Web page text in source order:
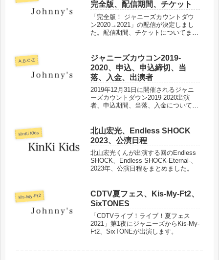
完全版、配信期間、チケット
「完全版！ ジャニーズカウントダウ
ン2020→2021」の配信が決定しまし
た。配信期間、チケットについてまと
A.B.C-Z
ジャニーズカウコン2019-
2020、申込、申込締切、当
落、入金、出演者
2019年12月31日に開催されるジャニ
ーズカウントダウン2019-2020出演
者、申込期間、当落、入金についてま
KinKi Kids
北山宏光、Endless SHOCK
2023、公演日程
北山宏光くんが出演する回のEndless
SHOCK、Endless SHOCK-Eternal-、
2023年、公演日程をまとめました。
Kis-My-Ft2
CDTV夏フェス、Kis-My-Ft2、
SixTONES
「CDTVライブ！ライブ！夏フェス
2021」第1夜にジャニーズからKis-My-
Ft2、SixTONEが出演します。